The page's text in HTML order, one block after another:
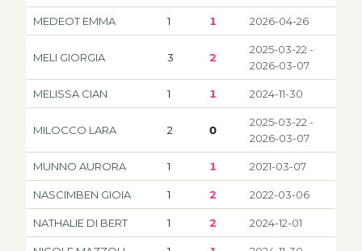
MEDEOT EMMA 1 1 2026-04-26
MELI GIORGIA 3 2
2025-03-22 -
2026-03-07
MELISSA CIAN 1 1 2024-11-30
MILOCCO LARA 2 0
2025-03-22 -
2026-03-07
MUNNO AURORA 1 1 2021-03-07
NASCIMBEN GIOIA 1 2 2022-03-06
NATHALIE DI BERT 1 2 2024-12-01